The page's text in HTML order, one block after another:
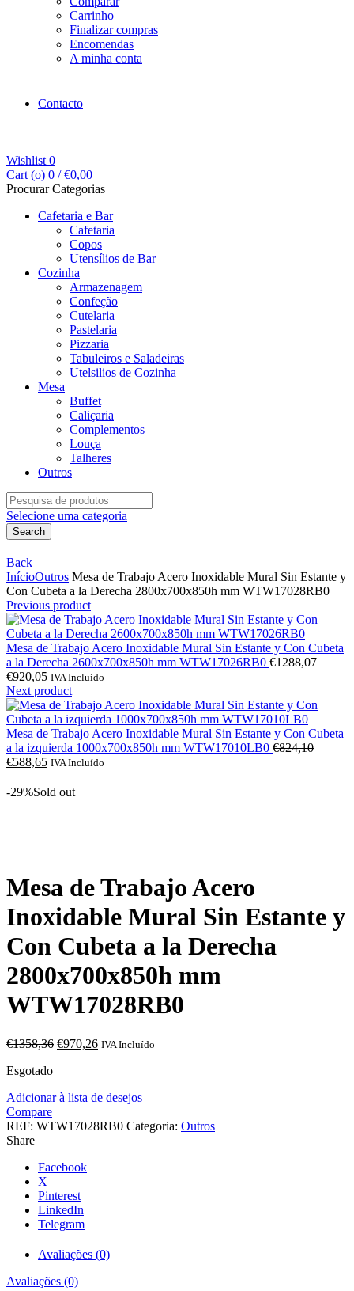
Carrinho
Finalizar compras
Encomendas
A minha conta
Contacto
Wishlist 0
Cart (o) 0 / €0,00
Procurar Categorias
Cafetaria e Bar
Cafetaria
Copos
Utensílios de Bar
Cozinha
Armazenagem
Confeção
Cutelaria
Pastelaria
Pizzaria
Tabuleiros e Saladeiras
Utelsilios de Cozinha
Mesa
Buffet
Caliçaria
Complementos
Louça
Talheres
Outros
Search
for:
Selecione uma categoria
Search
Back
InícioOutros Mesa de Trabajo Acero Inoxidable Mural Sin Estante y
Con Cubeta a la Derecha 2800x700x850h mm WTW17028RB0
Previous product
Mesa de Trabajo Acero Inoxidable Mural Sin Estante y Con Cubeta
a la Derecha 2600x700x850h mm WTW17026RB0 €1288,07O
era:
€920,05O
preço
atual
é:
€920,05.
IVA Incluído
Next product
Mesa de Trabajo Acero Inoxidable Mural Sin Estante y Con Cubeta
a la izquierda 1000x700x850h mm WTW17010LB0 €824,10O
€588,65O
atual
IVA Incluído
-29%Sold out
Mesa de Trabajo Acero
Inoxidable Mural Sin Estante y
Con Cubeta a la Derecha
2800x700x850h mm
WTW17028RB0
€1358,36 O
€1358,36.
€970,26O
€970,26.
IVA Incluído
Esgotado
Adicionar à lista de desejos
Compare
REF: WTW17028RB0 Categoria: Outros
Share
Facebook
X
Pinterest
LinkedIn
Telegram
Avaliações (0)
Avaliações (0)